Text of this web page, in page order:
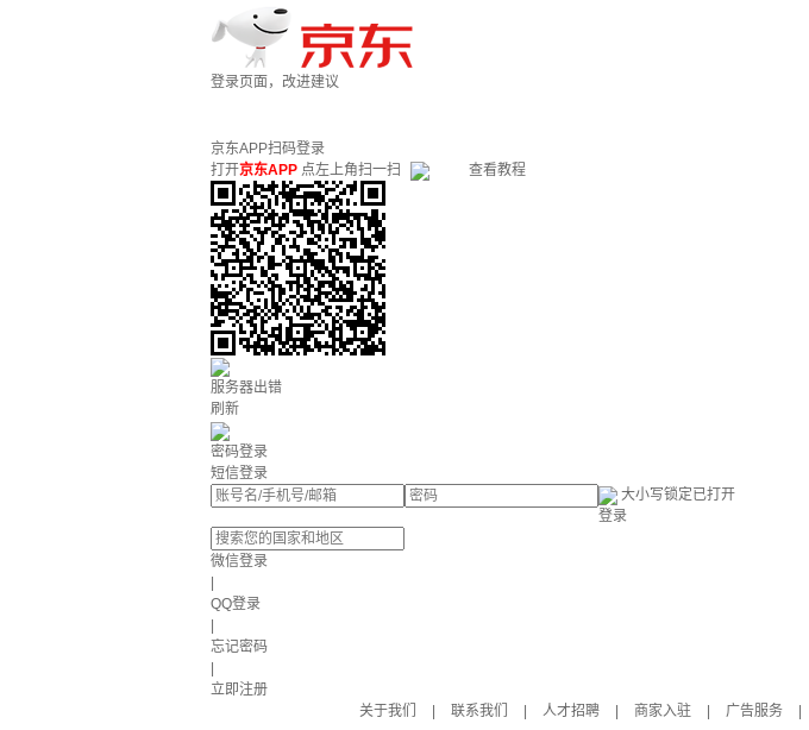
登录页面，改进建议
京东APP扫码登录
打开京东APP 点左上角扫一扫 查看教程
服务器出错
刷新
密码登录
短信登录
大小写锁定已打开
登录
微信登录
QQ登录
忘记密码
立即注册
关于我们
联系我们 人才招聘 商家入驻 广告服务